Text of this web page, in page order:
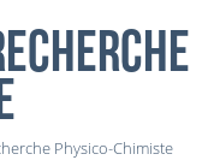
Physico-Chimiste